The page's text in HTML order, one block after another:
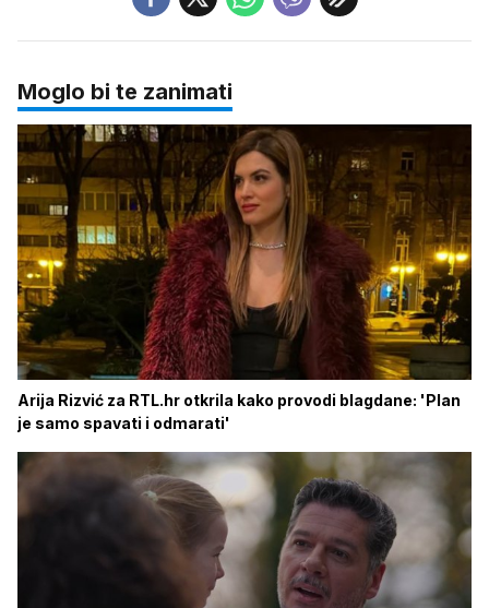
Moglo bi te zanimati
Arija Rizvić za RTL.hr otkrila kako provodi blagdane: 'Plan
je samo spavati i odmarati'